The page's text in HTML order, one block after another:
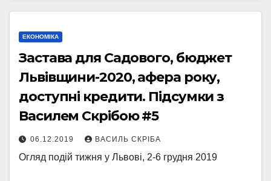
ЕКОНОМІКА
Застава для Садового, бюджет
Львівщини-2020, афера року,
доступні кредити. Підсумки з
Василем Скрібою #5
06.12.2019 ВАСИЛЬ СКРІБА
Огляд подій тижня у Львові, 2-6 грудня 2019